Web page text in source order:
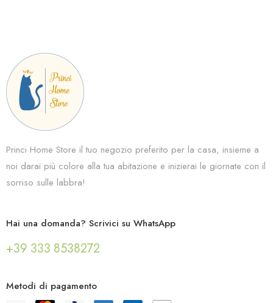
Princi Home Store il tuo negozio preferito per la casa, insieme a
noi darai più colore alla tua abitazione e inizierai le giornate con il
sorriso sulle labbra!
Hai una domanda? Scrivici su WhatsApp
+39 333 8538272
Metodi di pagamento